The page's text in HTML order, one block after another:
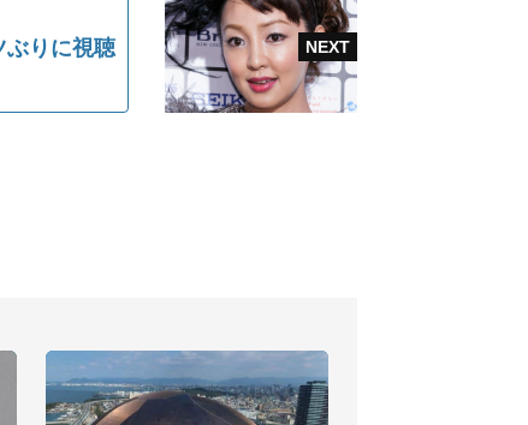
りに視聴